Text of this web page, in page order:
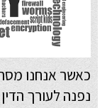
כאשר אנחנו
נפנה לעורך